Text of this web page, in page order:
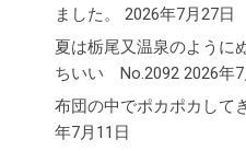
ました。
2026年7月27日
夏は栃尾又温泉のように
ちいい No.2092 2026年
布団の中でポカポカして
年7月11日